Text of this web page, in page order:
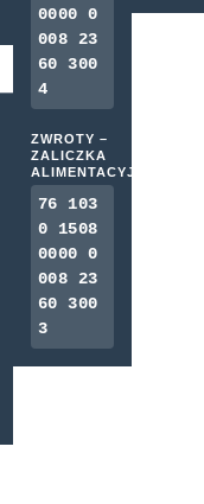
0000 0
008 23
60 300
4
ZWROTY –
ZALICZKA
ALIMENTACYJNA
76 103
0 1508
0000 0
008 23
60 300
3